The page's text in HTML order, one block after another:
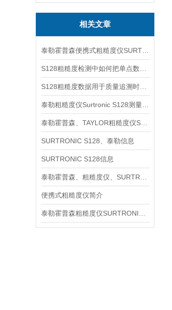
相关文章
SURTRONIC S128、泰勒信息
SURTRONIC S128信息
便携式粗糙度仪简介